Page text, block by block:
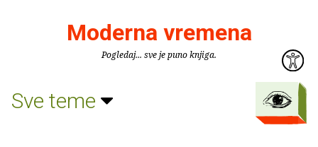
Moderna vremena
Pogledaj... sve je puno knjiga.
Sve teme